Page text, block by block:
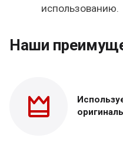
использованию.
Наши